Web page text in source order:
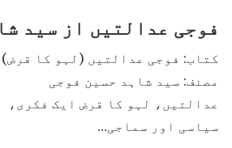
فوجی عدالتیں از سید
کتاب: فوجی عدالتیں (لہو کا قرض)
مصنف: سید شاہد حسین فوجی
عدالتیں، لہو کا قرض ایک فکری،
سیاسی اور سماجی…